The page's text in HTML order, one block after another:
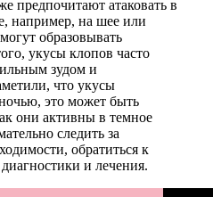
предпочитают атаковать в
например, на шее или
образовывать
укусы клопов часто
зудом и
что укусы
это может быть
они активны в темное
следить за
обратиться к
и лечения.